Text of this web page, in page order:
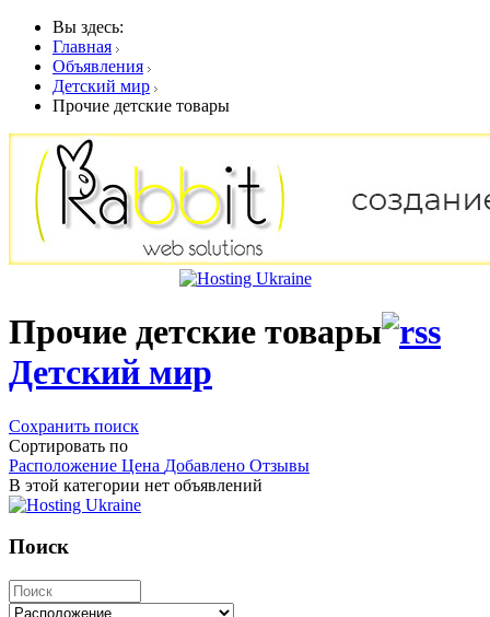
Вы здесь:
Главная
Объявления
Детский мир
Прочие детские товары
Прочие детские товары
Детский мир
Сохранить поиск
Сортировать по
Расположение Цена Добавлено Отзывы
В этой категории нет объявлений
Поиск